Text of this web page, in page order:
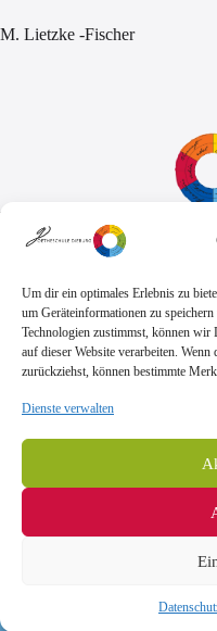
Um dir ein optimales Erlebnis zu
um Geräteinformationen zu
Technologien zustimmst, können wir
auf dieser Website verarbeiten.
zurückziehst, können bestimmte
Dienste verwalten
M. Lietzke -Fischer
Sekretariat:
Freitag: 7.45 Uhr bis
E-Mail:
Fax
+49 6071 9888 50
Anschrift
Goetheschule Dieburg
Kooperative
Goethestraße 10-14,
Copyright © 2026